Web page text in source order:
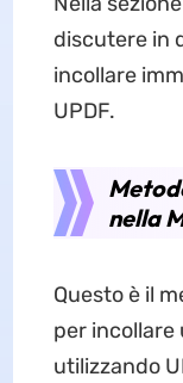
discutere in
incollare
UPDF.
nella
Questo è il
per incollare
utilizzando